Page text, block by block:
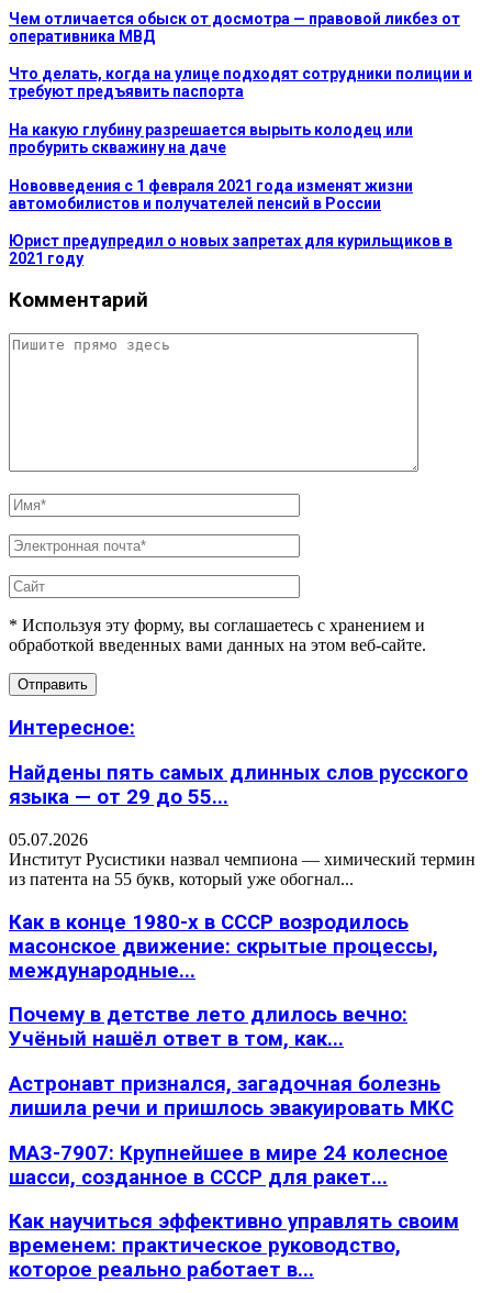
Чем отличается обыск от досмотра — правовой ликбез от
оперативника МВД
Что делать, когда на улице подходят сотрудники полиции и
требуют предъявить паспорта
На какую глубину разрешается вырыть колодец или
пробурить скважину на даче
Нововведения с 1 февраля 2021 года изменят жизни
автомобилистов и получателей пенсий в России
Юрист предупредил о новых запретах для курильщиков в
2021 году
Комментарий
* Используя эту форму, вы соглашаетесь с хранением и
обработкой введенных вами данных на этом веб-сайте.
Интересное:
Найдены пять самых длинных слов русского
языка — от 29 до 55...
05.07.2026
Институт Русистики назвал чемпиона — химический термин
из патента на 55 букв, который уже обогнал...
Как в конце 1980-х в СССР возродилось
масонское движение: скрытые процессы,
международные...
Почему в детстве лето длилось вечно:
Учёный нашёл ответ в том, как...
Астронавт признался, загадочная болезнь
лишила речи и пришлось эвакуировать МКС
МАЗ-7907: Крупнейшее в мире 24 колесное
шасси, созданное в СССР для ракет...
Как научиться эффективно управлять своим
временем: практическое руководство,
которое реально работает в...